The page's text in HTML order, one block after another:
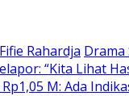
Rahardja Drama
“Kita Lihat
M: Ada